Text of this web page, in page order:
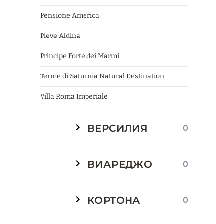
Pensione America
Pieve Aldina
Principe Forte dei Marmi
Terme di Saturnia Natural Destination
Villa Roma Imperiale
ВЕРСИЛИЯ 0
ВИАРЕДЖО 0
КОРТОНА 0